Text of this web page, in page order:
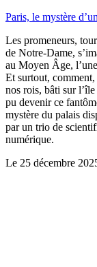
Paris, le mystère
Les promeneurs,
de Notre-Dame,
au Moyen Âge,
Et surtout,
nos rois, bâti sur
pu devenir ce
mystère du palais
par un trio de
numérique.
Le 25 décembre